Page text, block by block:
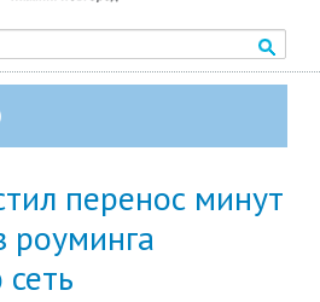
перенос минут
роуминга